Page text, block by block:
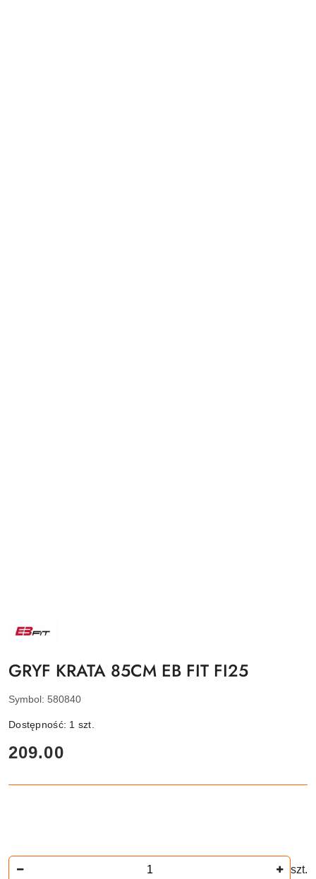
NAZWA
PRODUCENTA:
GRYF KRATA 85CM EB FIT FI25
Symbol: 580840
Dostępność: 1 szt.
cena:
209.00
szt.